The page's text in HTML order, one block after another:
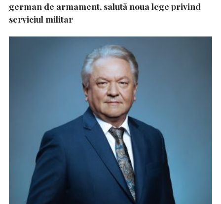
german de armament, salută noua lege privind
serviciul militar